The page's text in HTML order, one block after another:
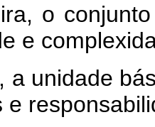
conjunto
e
e